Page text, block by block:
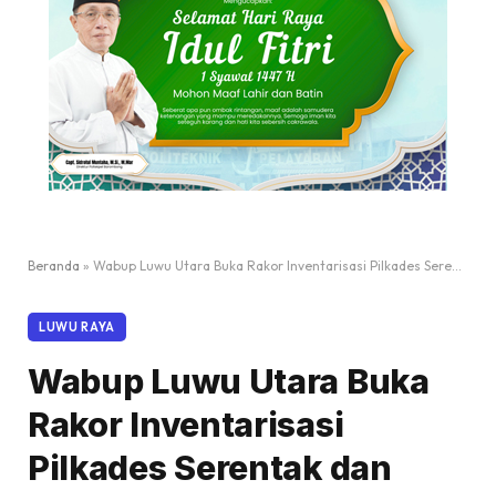
Beranda » Wabup Luwu Utara Buka Rakor Inventarisasi Pilkades Serentak dan PAW Tahun 2026
LUWU RAYA
Wabup Luwu Utara Buka
Rakor Inventarisasi
Pilkades Serentak dan